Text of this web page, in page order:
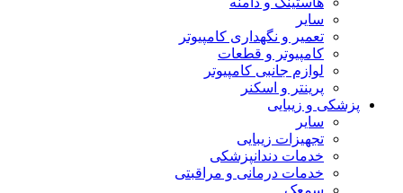
سایر
تعمیر و نگهداری کامپیوتر
کامپیوتر و قطعات
لوازم جانبی کامپیوتر
پرینتر و اسکنر
پزشکی و زیبایی
سایر
تجهیزات زیبایی
خدمات دندانپزشکی
خدمات درمانی و مراقبتی